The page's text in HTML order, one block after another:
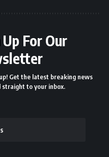
For Our
Get the latest breaking news
straight to your inbox.